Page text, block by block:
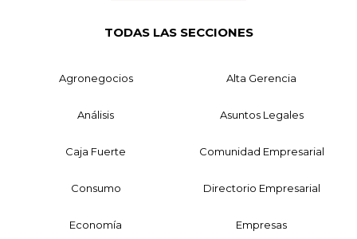
TODAS LAS SECCIONES
Agronegocios Alta Gerencia
Análisis Asuntos Legales
Caja Fuerte Comunidad Empresarial
Consumo Directorio Empresarial
Economía Empresas